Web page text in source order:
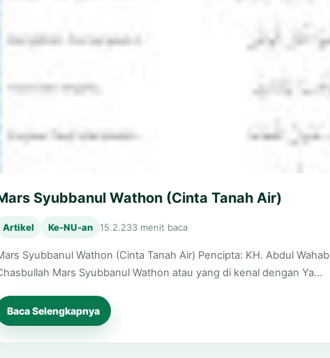
Syubbanul Wathon (Cinta Tanah Air)
Artikel Ke-NU-an 15.2.233 menit baca
Syubbanul Wathon (Cinta Tanah Air) Pencipta: KH. Abdul Wahab
Mars Syubbanul Wathon atau yang di kenal dengan Ya…
Baca Selengkapnya